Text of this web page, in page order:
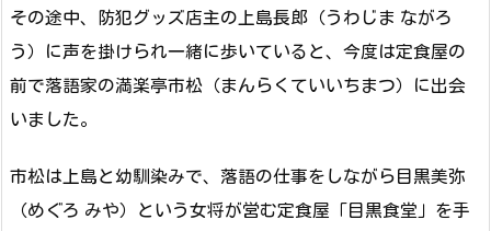
その途中、防犯グッズ店主の上島長郎（うわじま ながろ
う）に声を掛けられ一緒に歩いていると、今度は定食屋の
前で落語家の満楽亭市松（まんらくていいちまつ）に出会
いました。
市松は上島と幼馴染みで、落語の仕事をしながら目黒美弥
（めぐろ みや）という女将が営む定食屋「目黒食堂」を手